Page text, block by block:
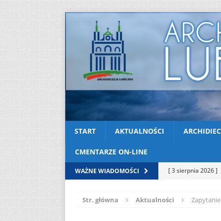
START AKTUALNOŚCI
CMENTARZE ON-LINE
WAŻNE WIADOMOŚCI [ 3 sierpnia 2026 ]
[ 2 sierpnia 2026 ]
Str. główna Aktualności